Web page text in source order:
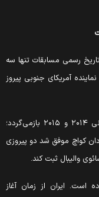
تاریخ رسمی مسابقات تنها سه
آمریکای جنوبی پیروز
مهم‌ترین بردهای ایران مقابل برزیل به لیگ جهانی ۲۰۱۴ و ۲۰۱۵ بازمی‌گردد؛
کواچ موفق شد دو پیروزی
والیبال ثبت کند.
ایران از زمان آغاز